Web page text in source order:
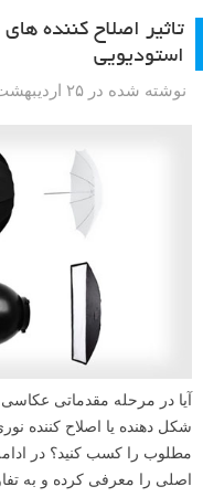
تاثیر اصلاح کننده
استودیویی
نوشته شده در ۲۵ اردیبهشت ۱۳۹۵
آیا در مرحله مقدماتی عکاسی
مطلوب را کسب کنید؟ در
اصلی را معرفی کرده و به